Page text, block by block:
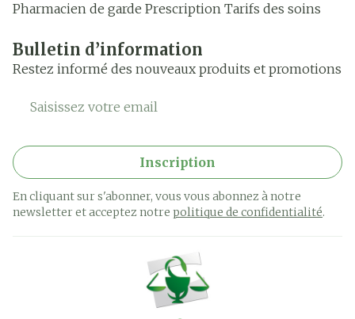
Pharmacien de garde Prescription Tarifs des soins
Bulletin d’information
Restez informé des nouveaux produits et promotions
Adresse mail
Inscription
En cliquant sur s'abonner, vous vous abonnez à notre
newsletter et acceptez notre politique de confidentialité.